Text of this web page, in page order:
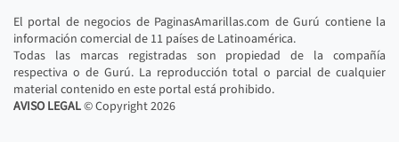
El portal de negocios de PaginasAmarillas.com de Gurú contiene la
información comercial de 11 países de Latinoamérica.
Todas las marcas registradas son propiedad de la compañía
respectiva o de Gurú. La reproducción total o parcial de cualquier
material contenido en este portal está prohibido.
AVISO LEGAL© Copyright2026